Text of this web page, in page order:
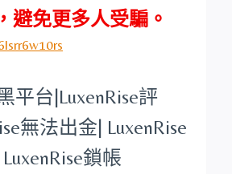
避免更多人受騙。
平台|LuxenRise評
無法出金| LuxenRise
LuxenRise鎖帳